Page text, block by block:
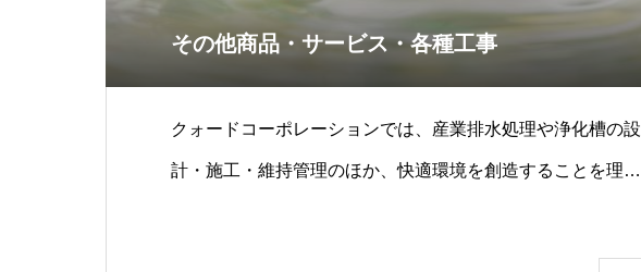
その他商品・サービス・各種工事
クォードコーポレーションでは、産業排水処理や浄化槽の設
計・施工・維持管理のほか、快適環境を創造することを理念